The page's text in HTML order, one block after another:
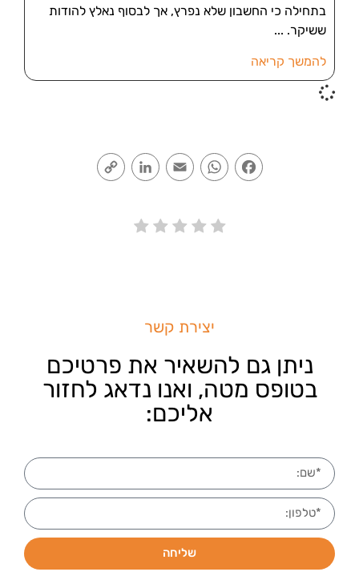
בתחילה כי החשבון שלא נפרץ, אך לבסוף נאלץ להודות
ששיקר.
להמשך קריאה
Facebook
WhatsApp
Email
LinkedIn
יצירת קשר
ניתן גם להשאיר את פרטיכם
בטופס מטה, ואנו נדאג לחזור
אליכם:
שליחה